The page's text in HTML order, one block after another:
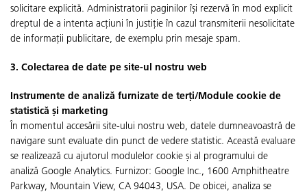
solicitare explicită. Administratorii paginilor își rezervă în mod explicit
dreptul de a intenta acțiuni în justiție în cazul transmiterii nesolicitate
de informații publicitare, de exemplu prin mesaje spam.
3. Colectarea de date pe site-ul nostru web
Instrumente de analiză furnizate de terți/Module cookie de
statistică și marketing
În momentul accesării site-ului nostru web, datele dumneavoastră de
navigare sunt evaluate din punct de vedere statistic. Această evaluare
se realizează cu ajutorul modulelor cookie și al programului de
analiză Google Analytics. Furnizor: Google Inc., 1600 Amphitheatre
Parkway, Mountain View, CA 94043, USA. De obicei, analiza se